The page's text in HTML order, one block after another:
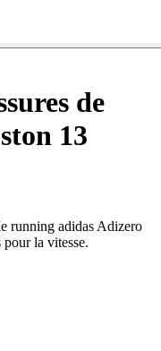
de
13
running adidas Adizero
la vitesse.